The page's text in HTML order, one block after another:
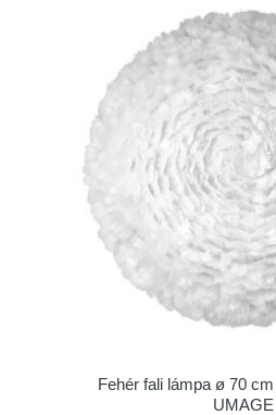
Fehér fali lámpa ø 70
UMAGE